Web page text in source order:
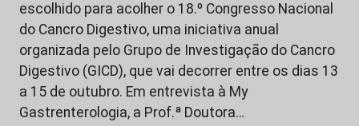
escolhido para acolher o 18.º Congresso Nacional
do Cancro Digestivo, uma iniciativa anual
organizada pelo Grupo de Investigação do Cancro
Digestivo (GICD), que vai decorrer entre os dias 13
a 15 de outubro. Em entrevista à My
Gastrenterologia, a Prof.ª Doutora…